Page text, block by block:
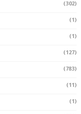
(302)
(1)
(1)
(127)
(783)
(11)
(1)